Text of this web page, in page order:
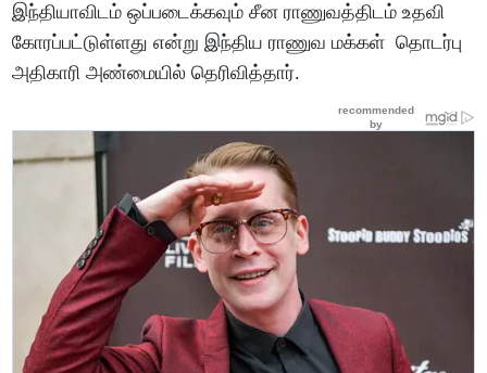
இந்தியாவிடம் ஒப்படைக்கவும் சீன ராணுவத்திடம் உதவி
கோரப்பட்டுள்ளது என்று இந்திய ராணுவ மக்கள் தொடர்பு
அதிகாரி அண்மையில் தெரிவித்தார்.